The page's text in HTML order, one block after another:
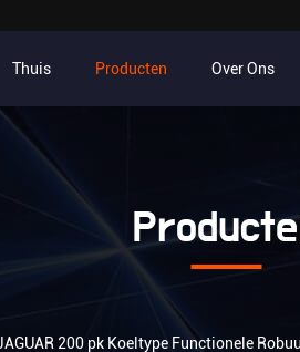
Thuis Producten Over Ons
200 pk Koeltype Functionele